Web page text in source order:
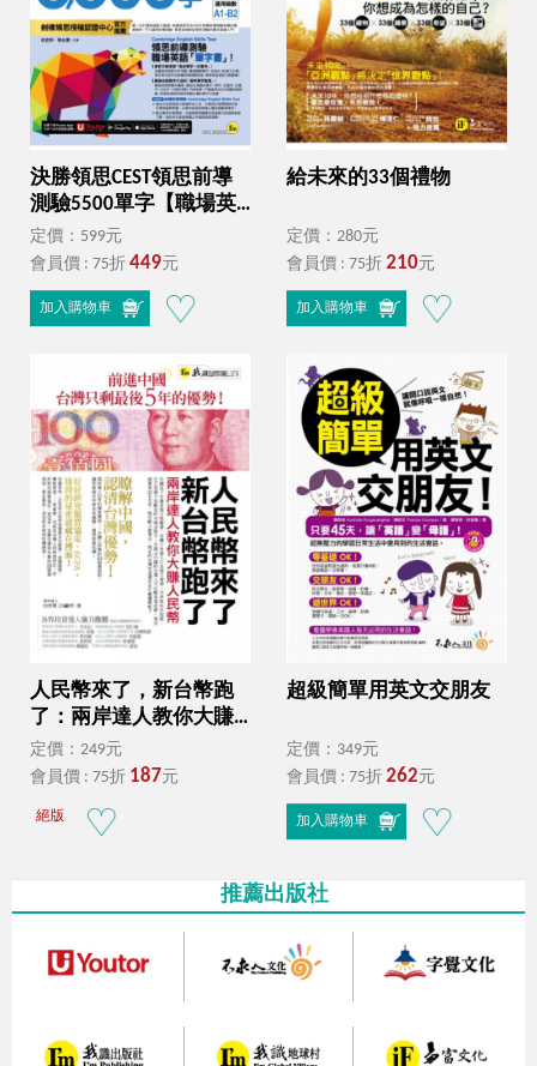
決勝領思CEST領思前導
測驗5500單字【職場英
語Business】(附「Youtor
App」內含VRP虛擬點讀
定價：599元
會員價 : 75折 449元
加入購物車
給未來的33個禮物
定價：280元
會員價 : 75折 210元
加入購物車
人民幣來了，新台幣跑
了：兩岸達人教你大賺
人民幣
定價：249元
會員價 : 75折 187元
絕版
超級簡單用英文交朋友
定價：349元
會員價 : 75折 262元
加入購物車
推薦出版社